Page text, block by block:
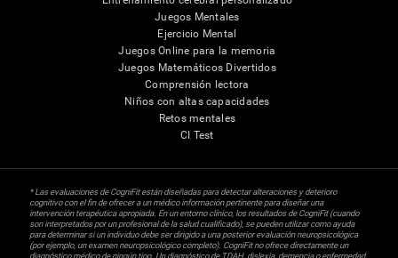
Juegos Mentales
Ejercicio Mental
Juegos Online para la memoria
Juegos Matemáticos Divertidos
Comprensión lectora
Niños con altas capacidades
Retos mentales
CI Test
* Las evaluaciones de CogniFit están diseñadas para detectar alteraciones y deterioro
cognitivo con el fin de ofrecer a un médico información pertinente para diseñar una
intervención terapéutica apropiada. En un entorno clínico, los resultados de CogniFit (cuando
son interpretados por un profesional de la salud cualificado), se pueden utilizar como ayuda
para determinar si un individuo debe ser dirigido a una posterior evaluación neuropsicológica
(por ejemplo, un examen neuropsicológico completo). CogniFit no ofrece directamente un
diagnóstico médico de ningún tipo. Un diagnóstico de TDAH, dislexia, demencia o enfermedad